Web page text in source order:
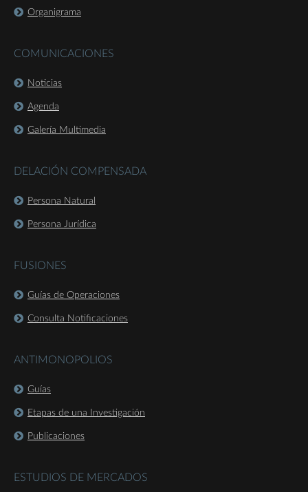
Organigrama
COMUNICACIONES
Noticias
Agenda
Galería Multimedia
DELACIÓN COMPENSADA
Persona Natural
Persona Jurídica
FUSIONES
Guías de Operaciones
Consulta Notificaciones
ANTIMONOPOLIOS
Guías
Etapas de una Investigación
Publicaciones
ESTUDIOS DE MERCADOS